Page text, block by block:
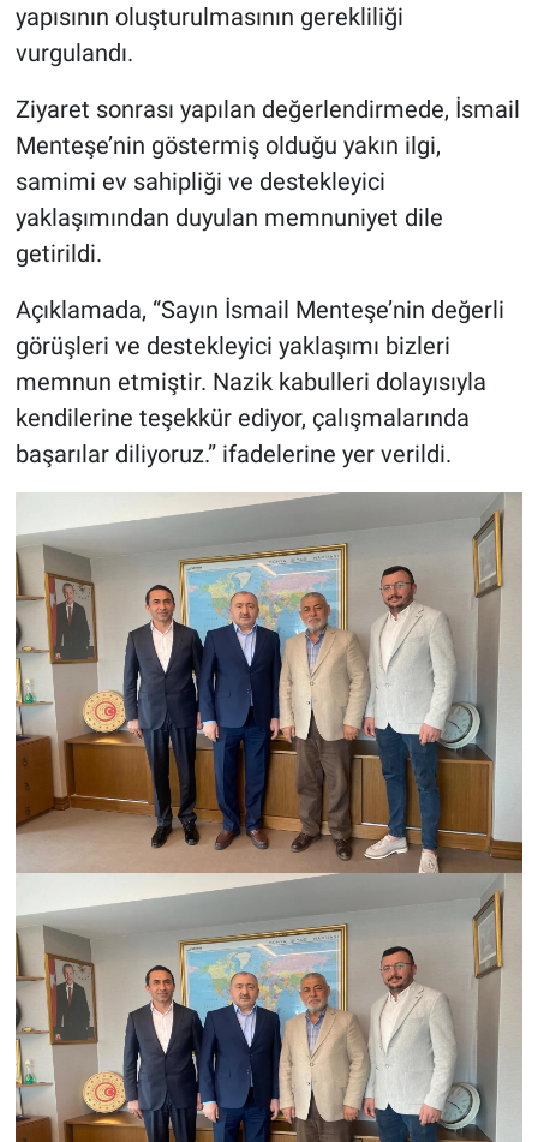
yapısının oluşturulmasının gerekliliği
vurgulandı.
Ziyaret sonrası yapılan değerlendirmede, İsmail
Menteşe’nin göstermiş olduğu yakın ilgi,
samimi ev sahipliği ve destekleyici
yaklaşımından duyulan memnuniyet dile
getirildi.
Açıklamada, “Sayın İsmail Menteşe’nin değerli
görüşleri ve destekleyici yaklaşımı bizleri
memnun etmiştir. Nazik kabulleri dolayısıyla
kendilerine teşekkür ediyor, çalışmalarında
başarılar diliyoruz.” ifadelerine yer verildi.